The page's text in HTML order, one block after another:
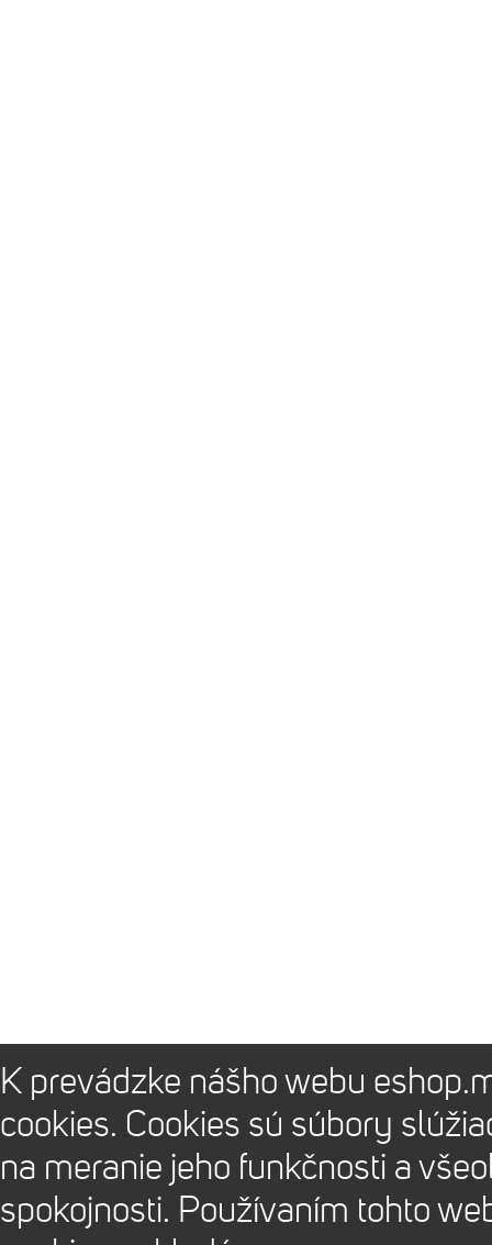
K prevádzke nášho webu
cookies. Cookies sú súbory
na meranie jeho funkčnosti a
spokojnosti. Používaním tohto